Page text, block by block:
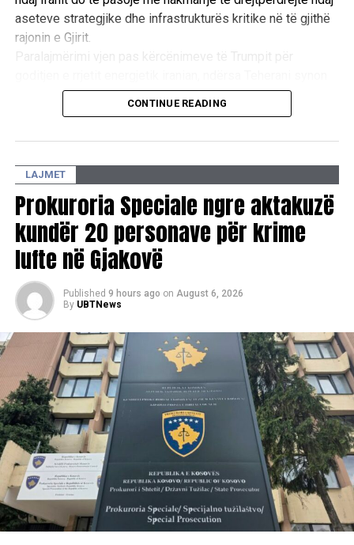
RELATED TOPICS:
kardiovaskular në Kosovë: Kontroll i plotë i zemrës për
Dua Lipa rekomandon pesë libra për adhuruesit e leximit
aseteve strategjike dhe infrastrukturës kritike në të gjithë
rajonin e Gjirit.
ta përdorë rrezikun e një tronditjeje të madhe ekonomike
globale si mjet trysnie për të shmangur përshkallëzimin
CONTINUE READING
LAJMET
Prokuroria Speciale ngre aktakuzë
kundër 20 personave për krime
lufte në Gjakovë
Published 9 hours ago on August 6, 2026
By UBTNews